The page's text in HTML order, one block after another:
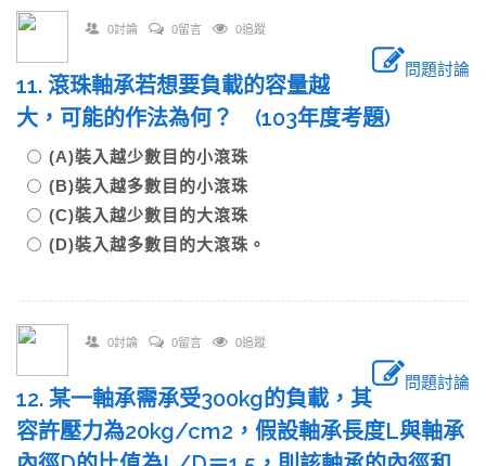
0討論 0留言 0追蹤
問題討論
11. 滾珠軸承若想要負載的容量越
大，可能的作法為何？ (103年度考題)
(A)裝入越少數目的小滾珠
(B)裝入越多數目的小滾珠
(C)裝入越少數目的大滾珠
(D)裝入越多數目的大滾珠。
0討論 0留言 0追蹤
問題討論
12. 某一軸承需承受300kg的負載，其
容許壓力為20kg/cm2，假設軸承長度L與軸承